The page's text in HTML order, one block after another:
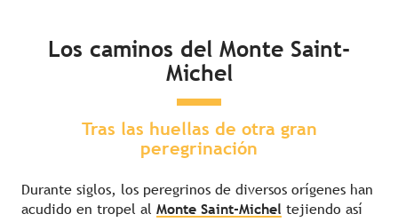
Los caminos del Monte Saint-
Michel
Tras las huellas de otra gran
peregrinación
Durante siglos, los peregrinos de diversos orígenes han
acudido en tropel al Monte Saint-Michel tejiendo así